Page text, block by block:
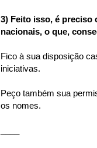
3) Feito isso, é preciso
nacionais, o que,
Fico à sua disposição
iniciativas.
Peço também sua
os nomes.